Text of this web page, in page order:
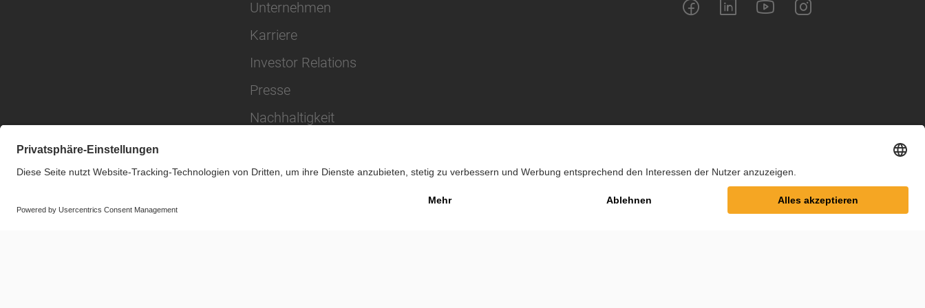
Unternehmen
Karriere
Investor Relations
Presse
Nachhaltigkeit